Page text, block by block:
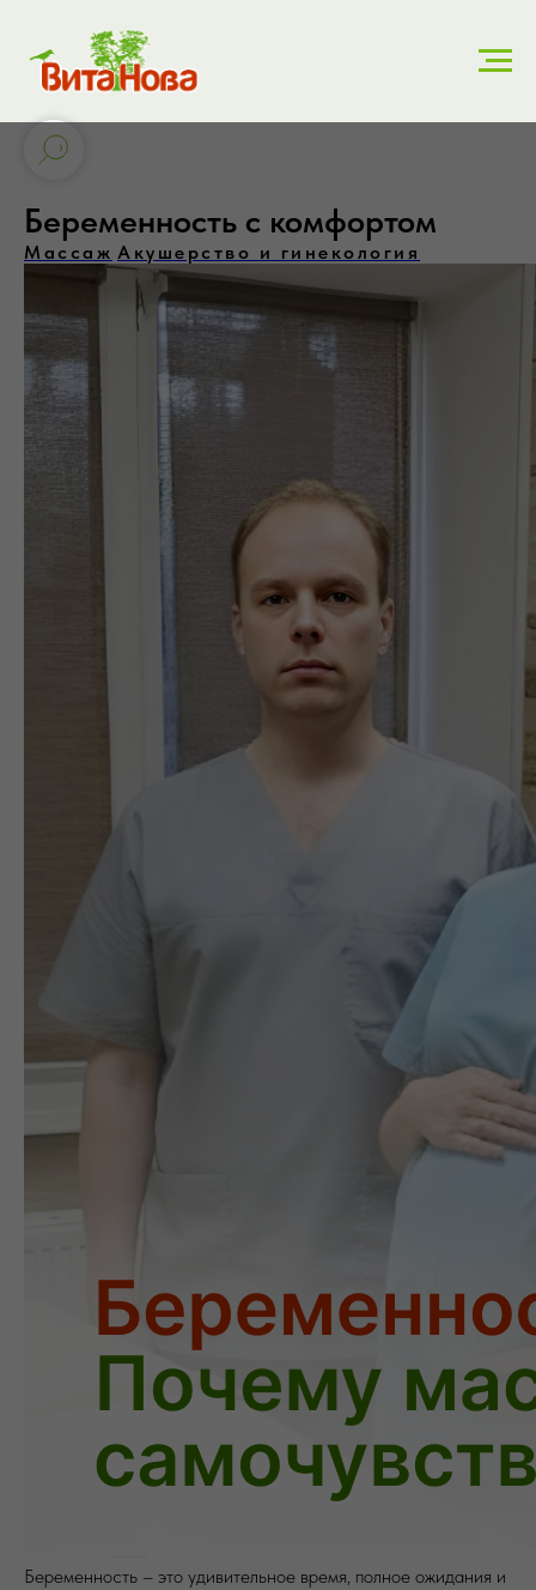
Беременность с комфортом
Массаж Акушерство и гинекология
Беременность – это удивительное время, полное ожидания и